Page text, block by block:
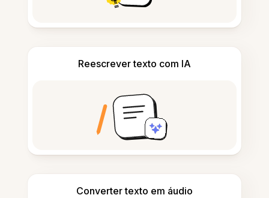
Reescrever texto com IA
Converter texto em áudio